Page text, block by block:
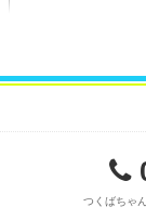
つくばちゃ